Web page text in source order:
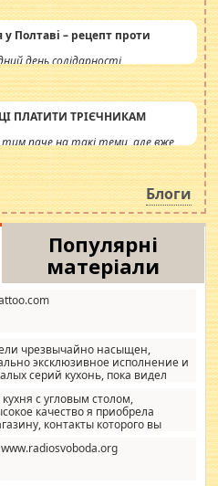
у Полтаві – рецепт проти
день солідарності
ПЛАТИТИ ТРІЄЧНИКАМ
тим паче на такі теми, але вже
сьогоднішні інсенуації
питання. Штучно
соціальна катастрофа.
Блоги
Популярні
матеріали
чрезвычайно насыщен,
эксклюзивное исполнение и
серий кухонь, пока видел
креативненько и что главное -
наворотов удорожающих
с угловым столом,
качество я приобрела
контакты которого вы